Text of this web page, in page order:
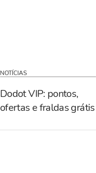
NOTÍCIAS
Dodot VIP: pontos,
ofertas e fraldas grátis